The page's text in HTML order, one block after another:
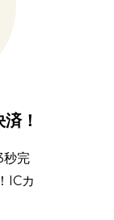
！
秒完
ICカ